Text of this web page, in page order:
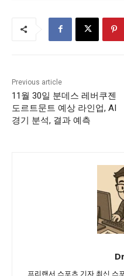
Previous article
11월 30일 분데스 레버쿠젠
도르트문트 예상 라인업, AI
경기 분석, 결과 예측
프리랜서 스포츠 기자 최신 스